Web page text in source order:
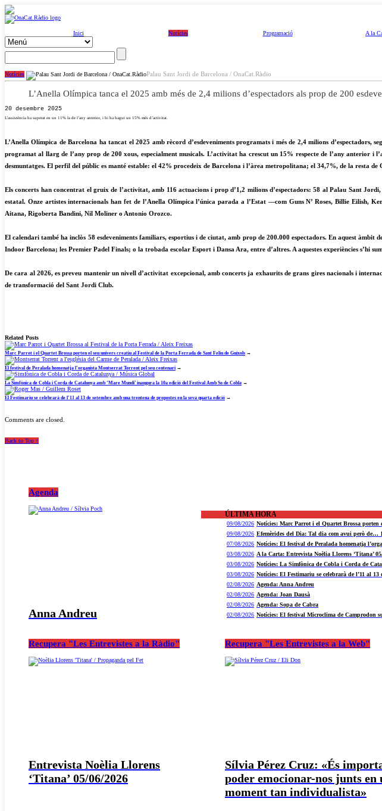
Inici Notícies Programació A la
Notícies Palau Sant Jordi de Barcelona / OnaCat.Ràdio
L’Anella Olímpica tanca el 2025 amb més de 2,4 milions d’espectadors als prop de 200
20 desembre 2025
L’assistència ha superat en un 11% la de l’any anterior, i hi ha hagut un 15% més d’activitat.
L’Anella Olímpica de Barcelona ha tancat el 2025 amb rècord d’esdeveniments programats i més de 2,4 milions
programat al llarg de l’any prop de 200 xous, especialment musicals. L’activitat ha crescut un 15% respecte de l’any anterior i
desmuntatges. El perfil del públic es manté estable: el 42% procedeix de Barcelona i l’àrea metropolitana; el 34,7%, de la resta
Els concerts han concentrat el gruix de l’activitat, amb 116 actuacions i prop d’1,2 milions d’espectadors: 58 al Palau Sant
estatal. Onze artistes internacionals han fet de l’Anella Olímpica l’única parada a l’Estat —com Guns N’ Roses, Billie
Aitana, Rigoberta Bandini, Nil Moliner o Antonio Orozco.
El calendari també ha inclòs 58 esdeveniments familiars, esportius i de ciutat, amb prop de 200.000 espectadors. En aquest
Indoor Barcelona; les Premier Padel Finals; o la trobada escolar Esport i Dansa Ara, entre d’altres. A aquestes experiències s’hi
De cara al 2026, es preveu mantenir un nivell d’activitat excepcional, amb concerts ja exhaurits de grans gires nacionals i
de transformació del Sant Jordi Club.
Related Posts
Marc Parrot i el Quartet Brossa porten el seu univers creatiu al Festival de la Porta Ferrada de Sant Feliu de Guíxols →
El festival de Peralada homenatja l’organista Montserrat Torrent pel seu centenari →
La Simfònica de Cobla i Corda de Catalunya amb ‘Mare Mundi’ inaugura la 10a edició del Festival Amb So de Cobla →
El Festimariu se celebrarà de l’11 al 13 de setembre amb una trentena de propostes en la seva quarta edició →
Comments are closed.
Back to Top ↑
Agenda
Anna Andreu
ÚLTIMA HORA
09/08/2026 Notícies: Marc Parrot i el Quartet Brossa
09/08/2026 Efemèrides del Dia: Tal dia com avui però de…
07/08/2026 Notícies: El festival de Peralada homenatja
03/08/2026 A la Carta: Entrevista Noèlia Llorens ‘Titana’
03/08/2026 Notícies: La Simfònica de Cobla i Corda de
03/08/2026 Notícies: El Festimariu se celebrarà de l’11 al
02/08/2026 Agenda: Anna Andreu
02/08/2026 Agenda: Joan Dausà
02/08/2026 Agenda: Sopa de Cabra
02/08/2026 Notícies: El festival Microclima de Camprodon
Recupera "Les Entrevistes a la Ràdio"
Entrevista Noèlia Llorens
‘Titana’ 05/06/2026
Recupera "Les Entrevistes a la Web"
Sílvia Pérez Cruz: «És
poder emocionar-nos junts en
moment tan individualista»